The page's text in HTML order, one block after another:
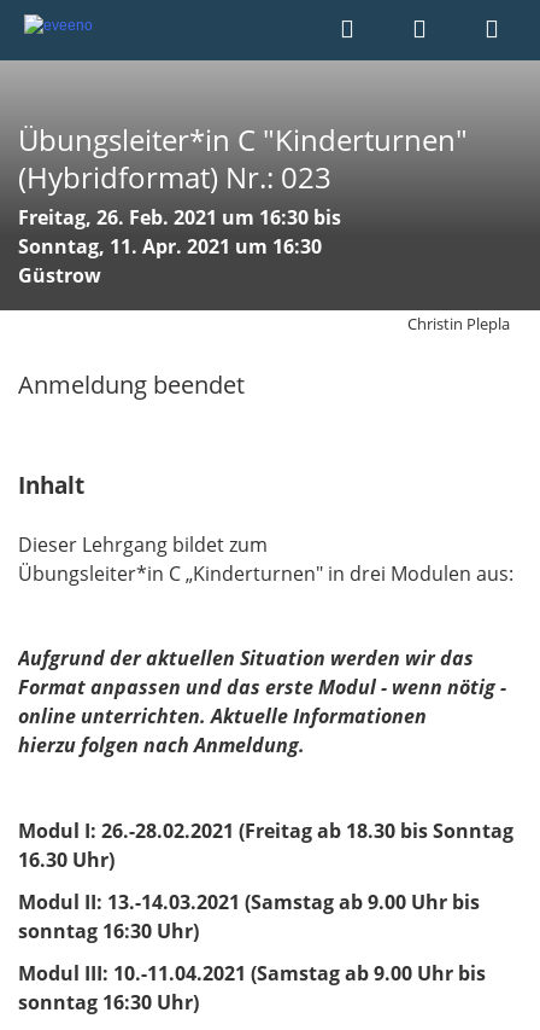
Übungsleiter*in C "Kinderturnen"
(Hybridformat) Nr.: 023
Freitag, 26. Feb. 2021 um 16:30 bis
Sonntag, 11. Apr. 2021 um 16:30
Güstrow
Christin Plepla
Anmeldung beendet
Inhalt
Dieser Lehrgang bildet zum
Übungsleiter*in C „Kinderturnen" in drei Modulen aus:
Aufgrund der aktuellen Situation werden wir das
Format anpassen und das erste Modul - wenn nötig -
online unterrichten. Aktuelle Informationen
hierzu folgen nach Anmeldung.
Modul I: 26.-28.02.2021 (Freitag ab 18.30 bis Sonntag
16.30 Uhr)
Modul II: 13.-14.03.2021 (Samstag ab 9.00 Uhr bis
sonntag 16:30 Uhr)
Modul III: 10.-11.04.2021 (Samstag ab 9.00 Uhr bis
sonntag 16:30 Uhr)